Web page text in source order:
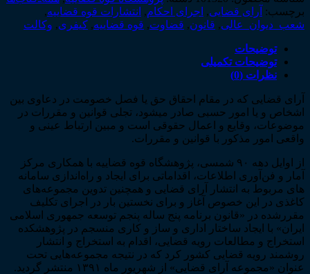
شعب
دیوان
عالی
حقوقی
ـ
بهار
عدد
برچسب: آرای قضایی, اجرای احکام, انتشارات قوه قضاییه,
شعب_دیوان_عالی, قانون, قضاوت, قوه قضاییه, کیفری, وکالت
توضیحات
توضیحات تکمیلی
نظرات (0)
آرای قضایی که در مقام احقاق حق یا فصل خصومت در دعاوی بین
اشخاص و یا امور حسبی صادر می­شود، تجلی قوانین و مقررات در
موضوعات، وقایع و اعمال حقوقی است و مبین ارتباط عینی و
واقعی امور مذکور با قوانین و مقررات.
از اوایل دهه ۹۰ شمسی، پژوهشگاه قوه قضاییه با همکاری مرکز
آمار و فن‌­آوری اطلاعات، اقداماتی برای ایجاد و راه‌­اندازی سامانه­‌
های مربوط به انتشار آرای قضایی و همچنین تدوین مجموعه‌­های
کاغذی در این خصوص آغاز و برای نخستین بار در اجرای تکلیف
مقررشده در «قانون برنامه پنج ساله پنجم توسعه جمهوری اسلامی
ایران» با ایجاد ساختار اداری و ساز و کاری منسجم در پژوهشکده
استخراج و مطالعات رویه قضایی، اقدام به استخراج و انتشار
روشمند رویه قضایی کشور کرد که در نتیجه مجموعه­‌هایی تحت
عنوان «مجموعه آرای قضایی» از شهریور ماه ۱۳۹۱ منتشر گردید.